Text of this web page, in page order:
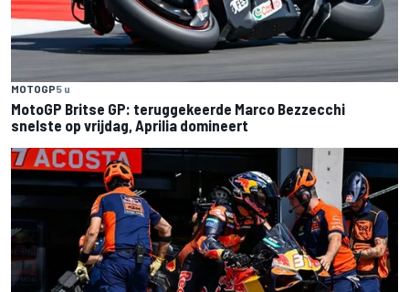
MOTOGP5 u
MotoGP Britse GP: teruggekeerde Marco Bezzecchi
snelste op vrijdag, Aprilia domineert